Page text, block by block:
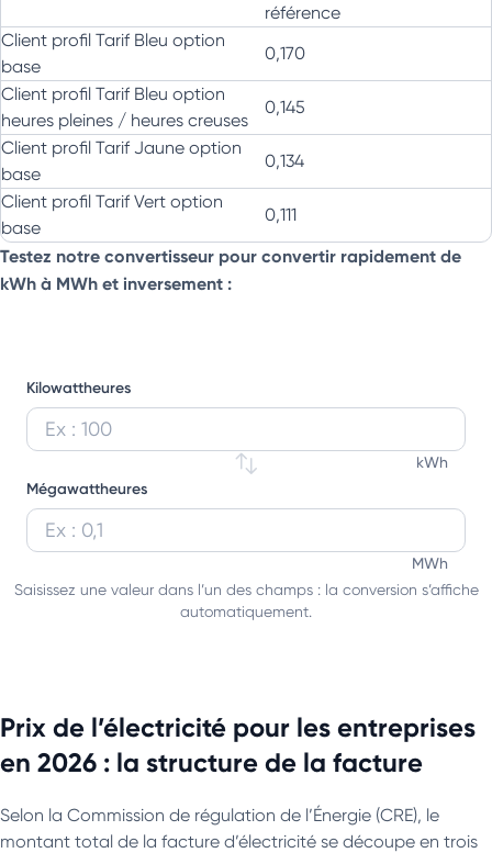
référence
Client profil Tarif Bleu option
base
0,170
Client profil Tarif Bleu option
heures pleines / heures creuses
0,145
Client profil Tarif Jaune option
base
0,134
Client profil Tarif Vert option
base
0,111
Testez notre convertisseur pour convertir rapidement de
kWh à MWh et inversement :
Kilowattheures
kWh
Entrez une valeur en kilowattheures pour la convertir en
Mégawattheures
MWh
Entrez une valeur en mégawattheures pour la convertir
Saisissez une valeur dans l’un des champs : la conversion s’affiche
automatiquement.
Prix de l’électricité pour les entreprises
en 2026 : la structure de la facture
Selon la Commission de régulation de l’Énergie (CRE), le
montant total de la facture d’électricité se découpe en trois